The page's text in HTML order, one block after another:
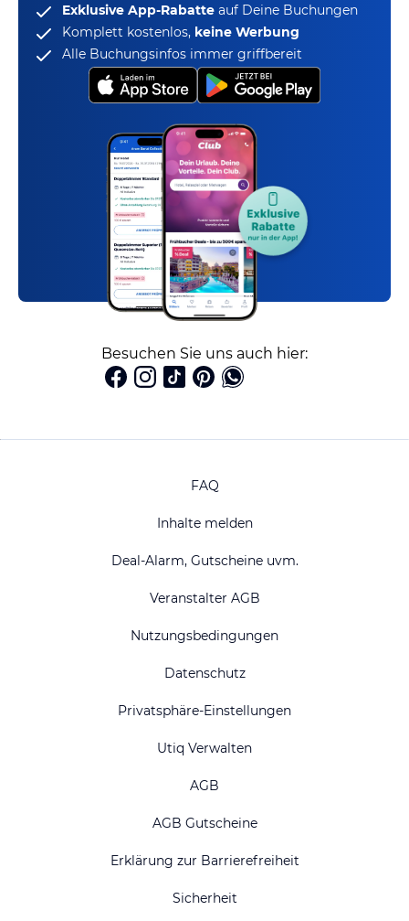
Exklusive App-Rabatte auf Deine Buchungen
Komplett kostenlos, keine Werbung
Alle Buchungsinfos immer griffbereit
Besuchen Sie uns auch hier:
FAQ
Inhalte melden
Deal-Alarm, Gutscheine uvm.
Veranstalter AGB
Nutzungsbedingungen
Datenschutz
Privatsphäre-Einstellungen
Utiq Verwalten
AGB
AGB Gutscheine
Erklärung zur Barrierefreiheit
Sicherheit